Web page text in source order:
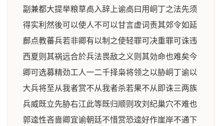
副兼都大提举粮草卨入辞上谕卨曰用峒丁之法先须
得实利然後可以使人不可以甘言虚词责其郊令如延
鄜点教蕃兵若非卿有以制之使轻罪可决重罪可诛违
西夏则其祸远合於兵法畏敌之义则其効命也难矣今
卿可选募精劲工人一二千择枭将领之以胁峒丁谕以
大兵将至从我者赏不从我者杀若果不从即诛三两族
兵威既立先胁右江此等既归顺则攻刘纪巢穴不难也
郭逵性吝啬卿宜谕朝廷不惜赏恐逵好作崖岸不通下